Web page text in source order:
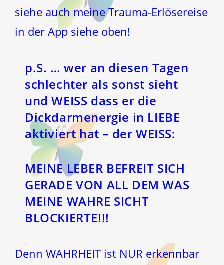
siehe auch meine Trauma-Erlösereise
in der App siehe oben!
p.S. … wer an diesen Tagen
schlechter als sonst sieht
und WEISS dass er die
Dickdarmenergie in LIEBE
aktiviert hat – der WEISS:
MEINE LEBER BEFREIT SICH
GERADE VON ALL DEM WAS
MEINE WAHRE SICHT
BLOCKIERTE!!!
Denn WAHRHEIT ist NUR erkennbar